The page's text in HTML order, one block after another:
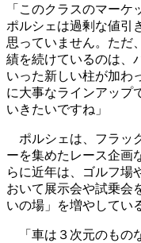
「このクラスのマーケ
ポルシェは過剰な値引
思っていません。ただ
績を続けているのは、
いった新しい柱が加わ
に大事なラインアップ
いきたいですね」
ポルシェは、フラッ
ーを集めたレース企画
らに近年は、ゴルフ場
おいて展示会や試乗会
いの場」を増やしてい
「車は３次元のもの